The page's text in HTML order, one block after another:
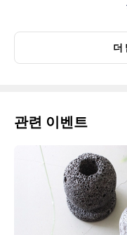
더
관련 이벤트